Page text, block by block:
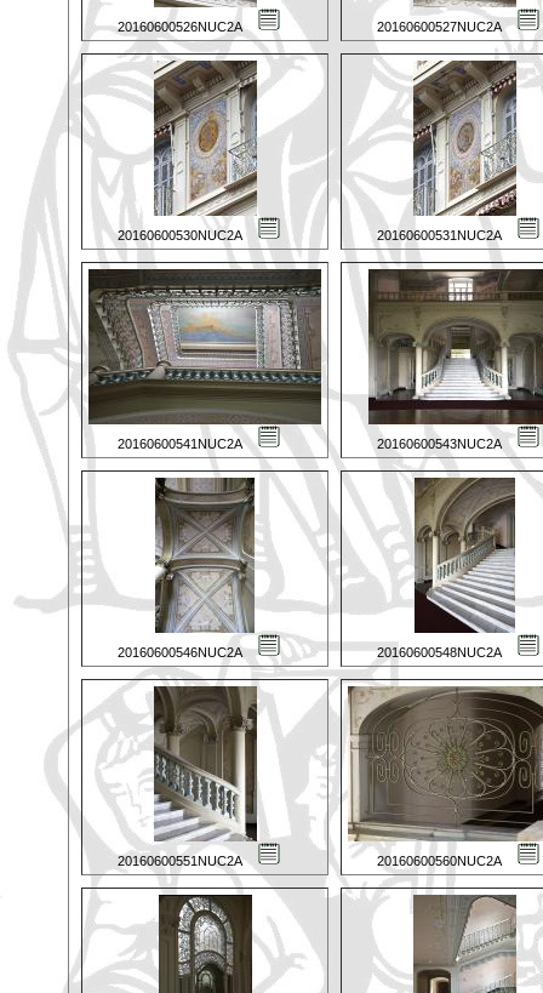
20160600526NUC2A 20160600527NUC2A
20160600530NUC2A 20160600531NUC2A
20160600541NUC2A 20160600543NUC2A
20160600546NUC2A 20160600548NUC2A
20160600551NUC2A 20160600560NUC2A